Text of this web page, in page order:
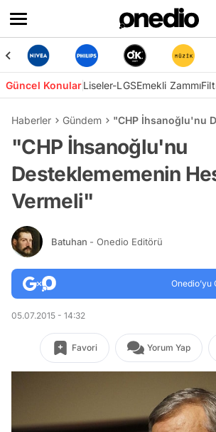
Güncel KonularLiseler-LGSEmekli Zammı
Haberler Gündem "CHP İhsanoğlu'nu
"CHP İhsanoğlu'nu
Desteklememenin
Vermeli"
Batuhan - Onedio Editörü
05.07.2015 - 14:32
Favori Yorum Yap